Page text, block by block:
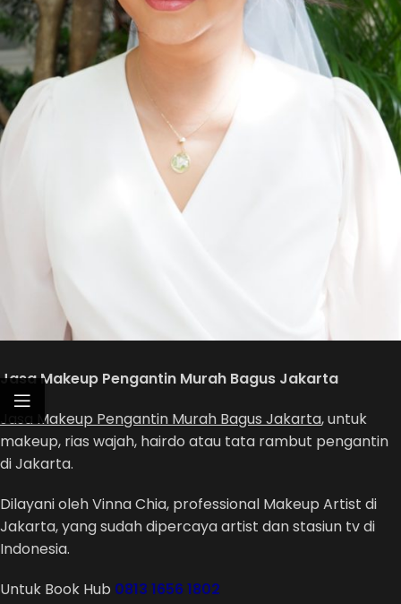
Jasa Makeup Pengantin Murah Bagus Jakarta
Jasa Makeup Pengantin Murah Bagus Jakarta, untuk
makeup, rias wajah, hairdo atau tata rambut pengantin
di Jakarta.
Dilayani oleh Vinna Chia, professional Makeup Artist di
Jakarta, yang sudah dipercaya artist dan stasiun tv di
Indonesia.
Untuk Book Hub 0813 1656 1802